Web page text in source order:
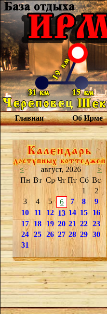
Главная Об Ирме
< август, 2026
>
Пн Вт Ср Чт Пт Сб Вс
1
2
3
4 5 6 7 8
9
10
11 12 13 14 15
16
17
18 19 20 21 22 23
24 25 26 27 28 29 30
31